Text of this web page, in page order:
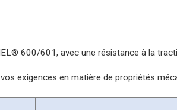
600/601, avec une résistance à la
exigences en matière de propriétés